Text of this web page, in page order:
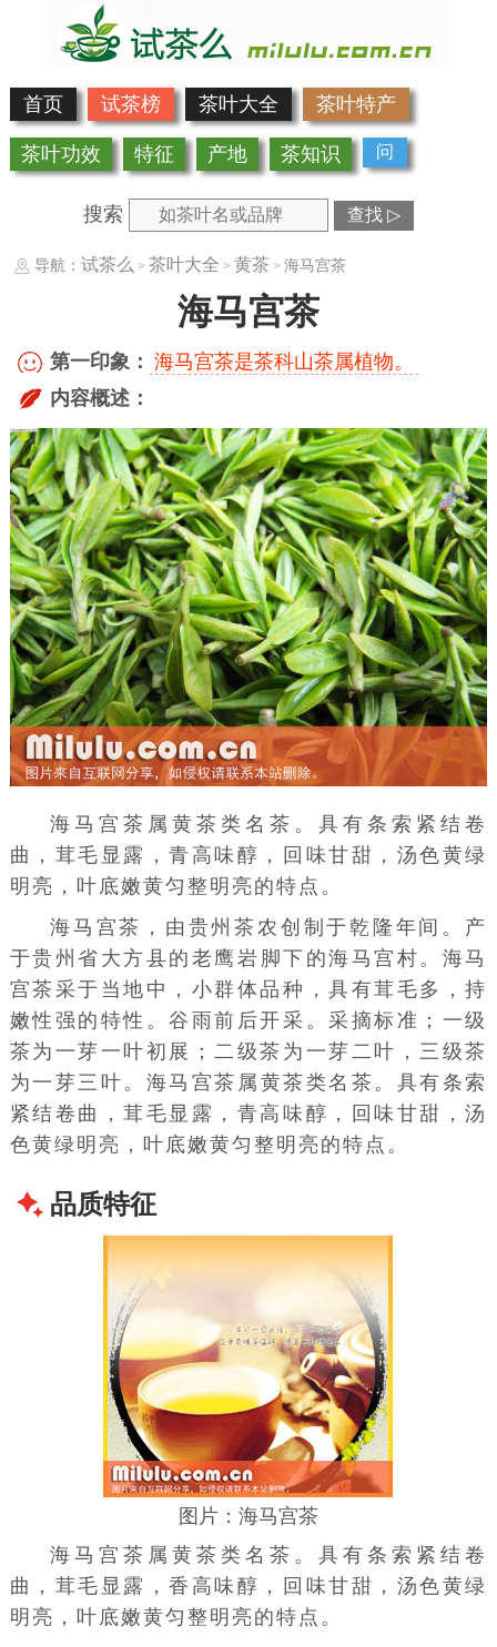
首页 试茶榜 茶叶大全 茶叶特产
茶叶功效 特征 产地 茶知识 问
搜索 查找 ▷
导航： 试茶么 > 茶叶大全 > 黄茶 > 海马宫茶
海马宫茶
第一印象： 海马宫茶是茶科山茶属植物。
内容概述：
海马宫茶属 黄茶 类名茶。具有条索紧结卷
曲，茸毛显露，青高味醇，回味甘甜，汤色黄绿
明亮，叶底嫩黄匀整明亮的特点。
海马宫茶，由贵州茶农创制于乾隆年间。产
于贵州省 大方县的老鹰岩脚下的海马宫村。海马
宫茶采于当地中，小群体品种，具有茸毛多，持
嫩性强的特性。谷雨前后开采。采摘标准；一级
茶为一芽一叶初展；二级茶为一芽二叶，三级茶
为一芽三叶。海马宫茶属 黄茶类名茶。具有条索
紧结卷曲，茸毛显露，青高味醇，回味甘甜，汤
色黄绿明亮， 叶底嫩黄匀整明亮的特点。
品质特征
图片：海马宫茶
海马宫茶属 黄茶 类名茶。具有条索紧结卷
曲，茸毛显露，香高味醇，回味甘甜，汤色黄绿
明亮， 叶底嫩黄匀整明亮的特点。